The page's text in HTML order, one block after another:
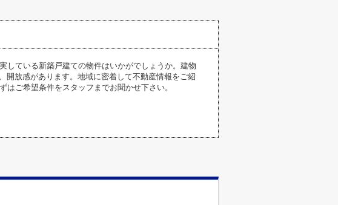
している新築戸建ての物件はいかがでしょうか。建物
開放感があります。地域に密着して不動産情報をご紹
ご希望条件をスタッフまでお聞かせ下さい。